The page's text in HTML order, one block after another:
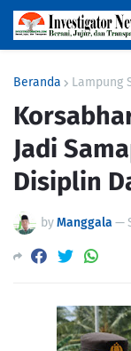
Beranda Lampung
Jadi
Disiplin
byManggala —